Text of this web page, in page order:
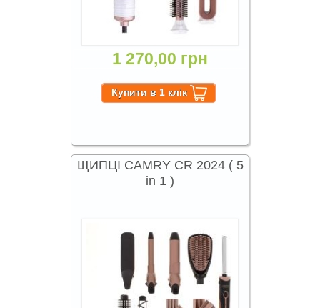
1 270,00 грн
ЩИПЦІ CAMRY CR 2024 ( 5
in 1 )